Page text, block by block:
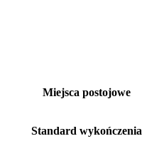
Miejsca postojowe
Standard wykończenia